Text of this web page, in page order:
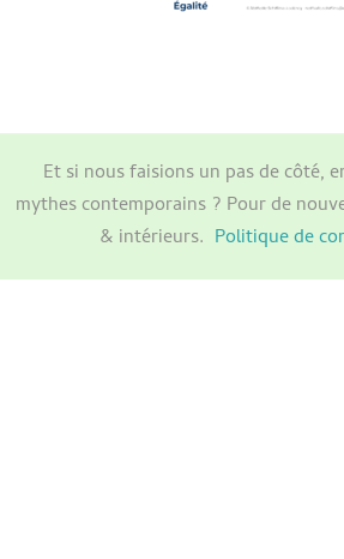
Et si nous faisions un pas de côté,
mythes contemporains ? Pour de
& intérieurs. Politique de